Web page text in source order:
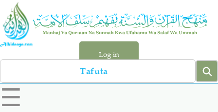
Skip
main
content
Log in
Search
left
sidebar
☰